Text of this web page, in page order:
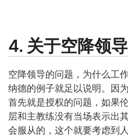
4. 关于空降领导
空降领导的问题，为什么工
纳德的例子就足以说明。因
首先就是授权的问题，如果
层和主教练没有当场表示出
会服从的，这个就要考虑到